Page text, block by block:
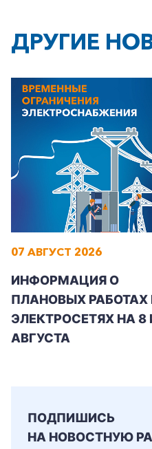
+7-800-700-24-57
Частным клиентам
Корпоративным
ДРУГИЕ
07 АВГУСТ 2026
ИНФОРМАЦИЯ О
ПЛАНОВЫХ РАБОТАХ
ЭЛЕКТРОСЕТЯХ НА 8
АВГУСТА
ПОДПИШИСЬ
НА НОВОСТНУЮ